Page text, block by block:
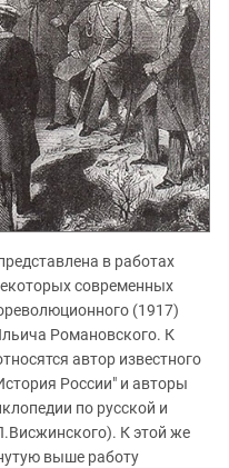
в работах
современных
(1917)
Романовского. К
автор известного
России" и авторы
по русской и
К этой же
выше работу